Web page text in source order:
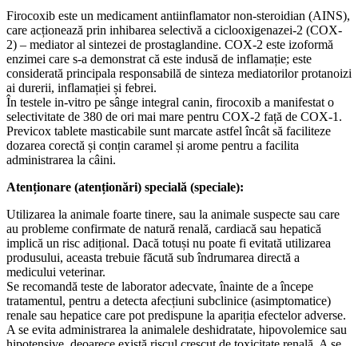
Firocoxib este un medicament antiinflamator non-steroidian (AINS),
care acționează prin inhibarea selectivă a ciclooxigenazei-2 (COX-
2) – mediator al sintezei de prostaglandine. COX-2 este izoformă
enzimei care s-a demonstrat că este indusă de inflamație; este
considerată principala responsabilă de sinteza mediatorilor protanoizi
ai durerii, inflamației și febrei.
În testele in-vitro pe sânge integral canin, firocoxib a manifestat o
selectivitate de 380 de ori mai mare pentru COX-2 față de COX-1.
Previcox tablete masticabile sunt marcate astfel încât să faciliteze
dozarea corectă și conțin caramel și arome pentru a facilita
administrarea la câini.
Atenționare (atenționări) specială (speciale):
Utilizarea la animale foarte tinere, sau la animale suspecte sau care
au probleme confirmate de natură renală, cardiacă sau hepatică
implică un risc adițional. Dacă totuși nu poate fi evitată utilizarea
produsului, aceasta trebuie făcută sub îndrumarea directă a
medicului veterinar.
Se recomandă teste de laborator adecvate, înainte de a începe
tratamentul, pentru a detecta afecțiuni subclinice (asimptomatice)
renale sau hepatice care pot predispune la apariția efectelor adverse.
A se evita administrarea la animalele deshidratate, hipovolemice sau